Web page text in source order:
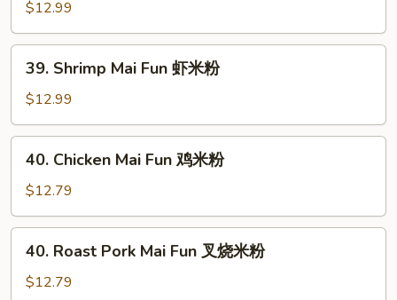
Mai
Fun
牛
$12.99
Shrimp
Mai
Fun
虾
39. Shrimp Mai Fun 虾米粉
$12.99
Chicken
Mai
Fun
鸡
40. Chicken Mai Fun 鸡米粉
$12.79
Roast
Pork
40. Roast Pork Mai Fun 叉烧米粉
$12.79